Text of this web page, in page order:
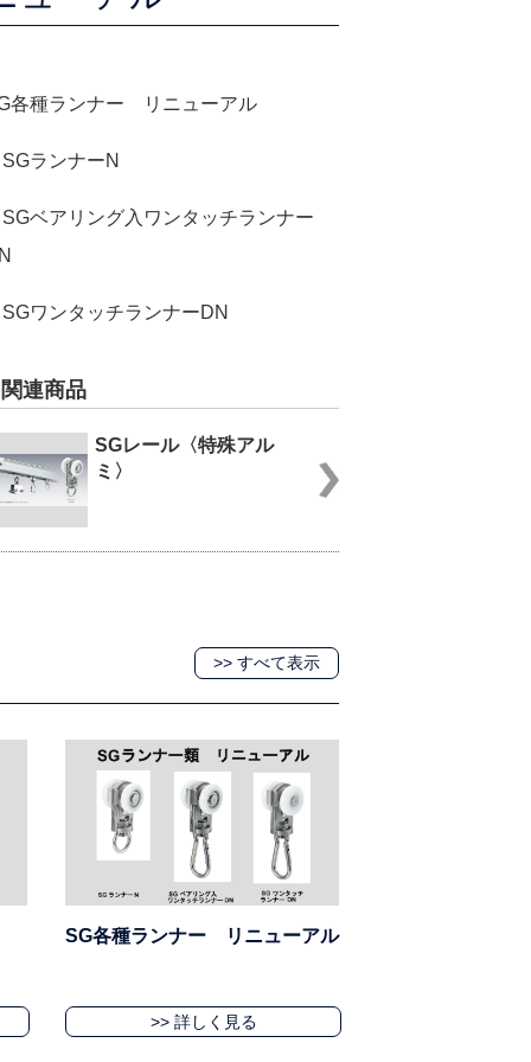
各種ランナー リニューアル
ランナーN
ベアリング入ワンタッチランナー
ワンタッチランナーDN
関連商品
SGレール〈特殊アル
ミ〉
>> すべて表示
SG各種ランナー リニューアル
>> 詳しく見る